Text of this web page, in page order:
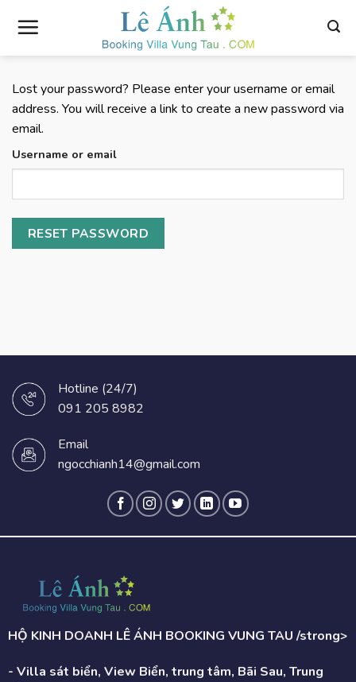
Lost your password? Please enter your username or email
address. You will receive a link to create a new password via
email.
Username or email
RESET PASSWORD
Hotline (24/7)
091 205 8982
Email
ngocchianh14@gmail.com
HỘ KINH DOANH LÊ ÁNH BOOKING VUNG TAU /strong>
- Villa sát biển, View Biển, trung tâm, Bãi Sau, Trung